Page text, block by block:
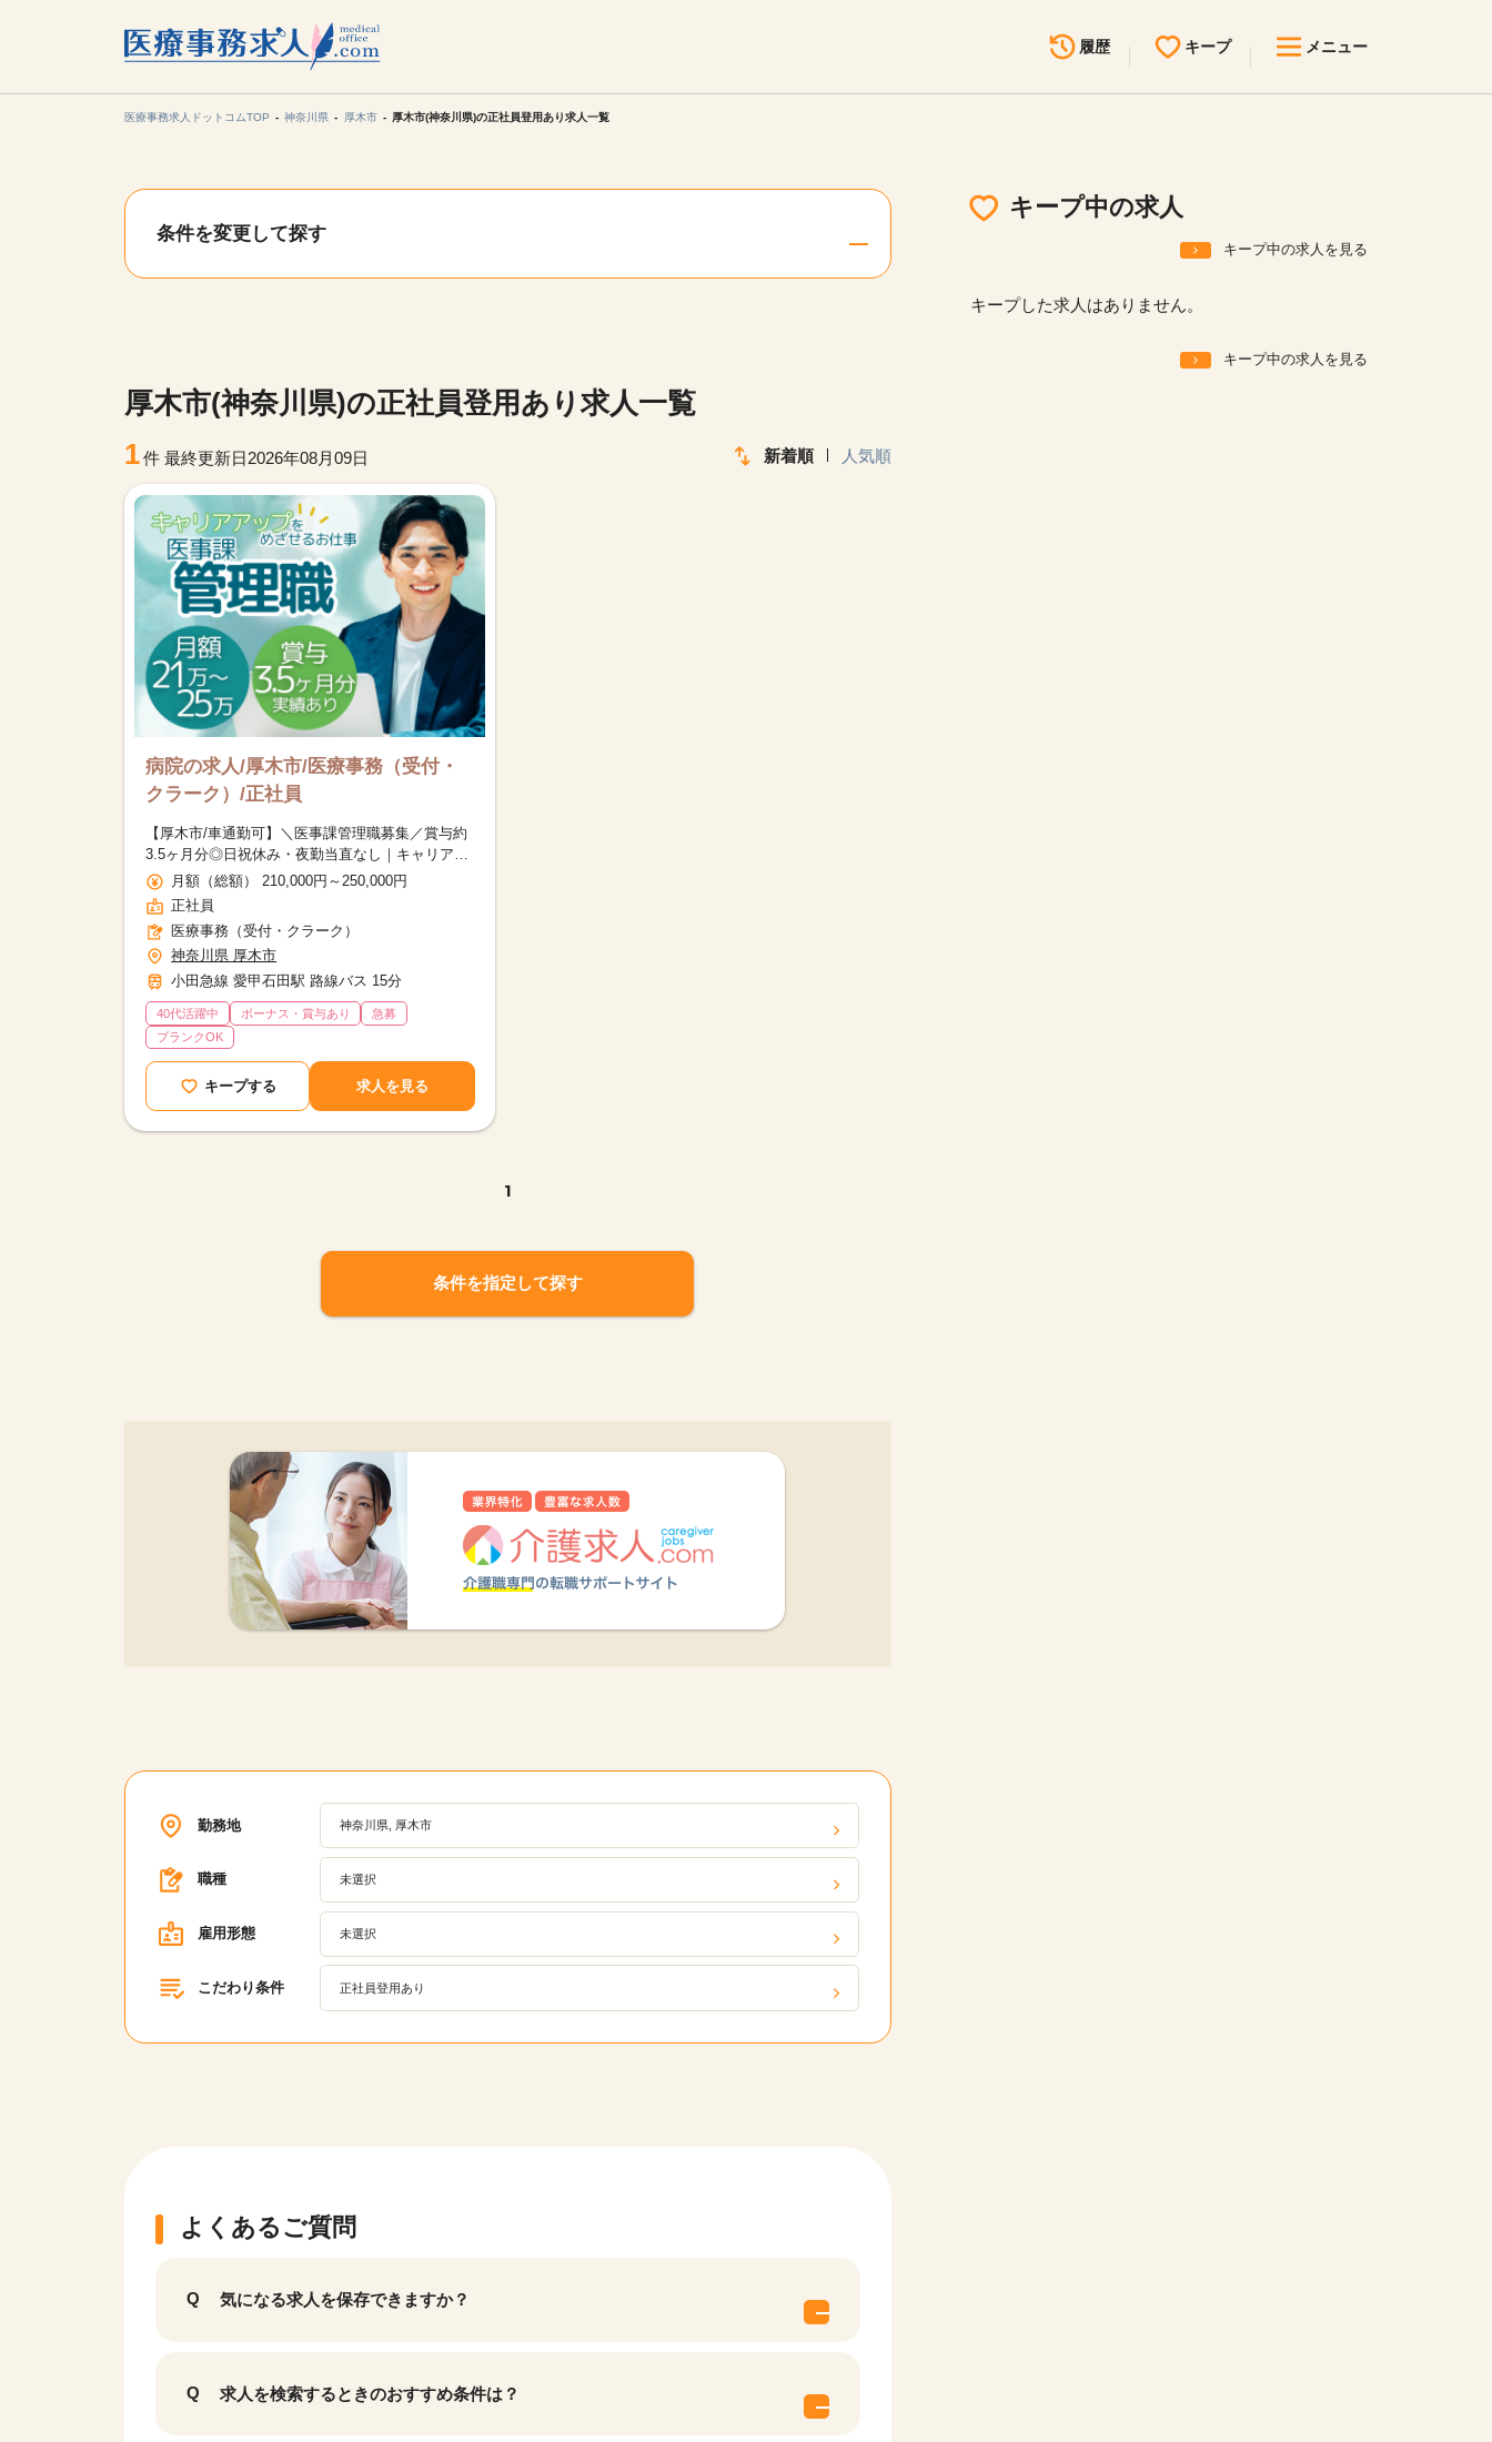
履歴 キープ メニュー
見学会・イベント情報
医療事務求人ドットコムTOP 神奈川県 厚木市 厚木市(神奈川県)の正社員登用あり求人一覧
条件を変更して探す
厚木市(神奈川県)の正社員登用あり求人一覧
1件 最終更新日2026年08月09日 新着順 人気順
病院の求人/厚木市/医療事務（受付・
クラーク）/正社員
【厚木市/車通勤可】＼医事課管理職募集／賞与約
3.5ヶ月分◎日祝休み・夜勤当直なし｜キャリア
アップにつながる求人
月額（総額） 210,000円～250,000円
正社員
医療事務（受付・クラーク）
神奈川県 厚木市
小田急線 愛甲石田駅 路線バス 15分
40代活躍中 ボーナス・賞与あり
急募
ブランクOK
キープする 求人を見る
1
条件を指定して探す
勤務地 神奈川県, 厚木市
職種 未選択
雇用形態 未選択
こだわり条件 正社員登用あり
よくあるご質問
気になる求人を保存できますか？
求人を検索するときのおすすめ条件は？
キープ中の求人
キープ中の求人を見る
キープした求人はありません。
キープ中の求人を見る